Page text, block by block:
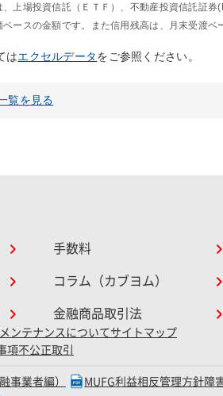
上場投資信託（ＥＴＦ）、不動産投資信託証券
ースの金額です。また信用残高は、月末受渡ベ
はエクセルデータをご参照ください。
覧を見る
手数料
コラム（カブヨム）
金融商品取引法
ンテナンスについてサイトマップ
項不公正取引
事業者編） MUFG利益相反管理方針障